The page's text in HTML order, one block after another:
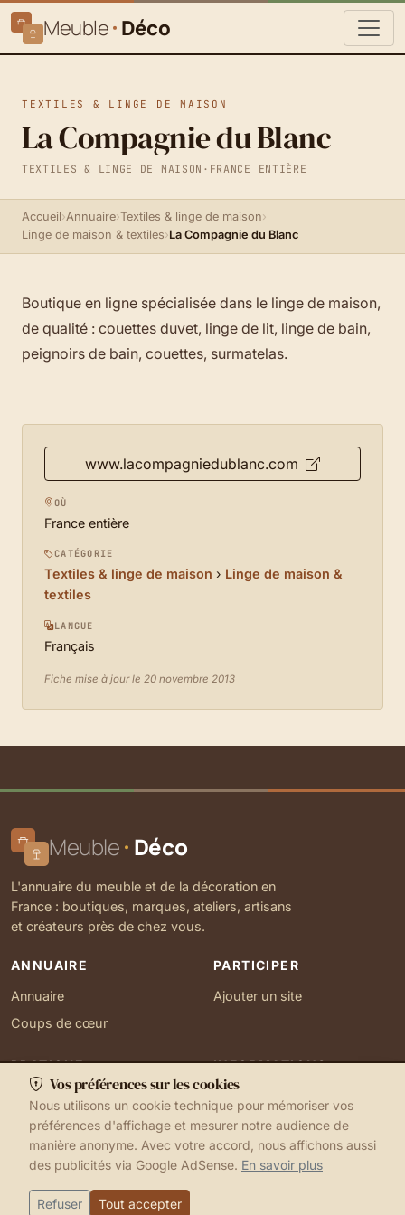
Meuble Déco
TEXTILES & LINGE DE MAISON
La Compagnie du Blanc
TEXTILES & LINGE DE MAISON · FRANCE ENTIÈRE
Accueil›Annuaire›Textiles & linge de maison›
Linge de maison & textiles›La Compagnie du Blanc
Boutique en ligne spécialisée dans le linge de maison,
de qualité : couettes duvet, linge de lit, linge de bain,
peignoirs de bain, couettes, surmatelas.
www.lacompagniedublanc.com
OÙ
France entière
CATÉGORIE
Textiles & linge de maison › Linge de maison &
textiles
LANGUE
Français
Fiche mise à jour le 20 novembre 2013
Meuble Déco
L'annuaire du meuble et de la décoration en
France : boutiques, marques, ateliers, artisans
et créateurs près de chez vous.
ANNUAIRE
Annuaire
Coups de cœur
PARTICIPER
Ajouter un site
PRATIQUE
Ma localisation
Gérer mes cookies
INFORMATIONS
Contact
1999-2026 © Meuble Déco Mentions légales
Vos préférences sur les cookies
Nous utilisons un cookie technique pour mémoriser vos
préférences d'affichage et mesurer notre audience de
manière anonyme. Avec votre accord, nous affichons aussi
des publicités via Google AdSense. En savoir plus
Refuser Tout accepter